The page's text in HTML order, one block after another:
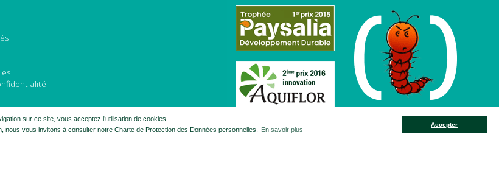
sur ce site, vous acceptez l’utilisation de cookies.
vous invitons à consulter notre Charte de Protection des Données personnelles.
En savoir plus
Accepter